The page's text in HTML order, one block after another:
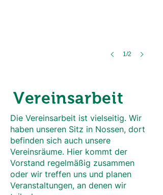
1/2
Vereinsarbeit
Die Vereinsarbeit ist vielseitig. Wir
haben unseren Sitz in Nossen, dort
befinden sich auch unsere
Vereinsräume. Hier kommt der
Vorstand regelmäßig zusammen
oder wir treffen uns und planen
Veranstaltungen, an denen wir